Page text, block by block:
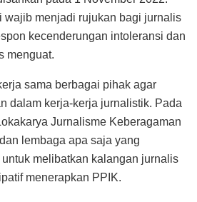
wajib menjadi rujukan bagi jurnalis
kecenderungan intoleransi dan
menguat.
sama berbagai pihak agar
dalam kerja-kerja jurnalistik. Pada
Jurnalisme Keberagaman
lembaga apa saja yang
melibatkan kalangan jurnalis
menerapkan PPIK.